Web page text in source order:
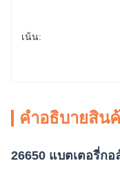
เน้น:
คําอธิบายสิน
26650 แบตเตอรี่ก